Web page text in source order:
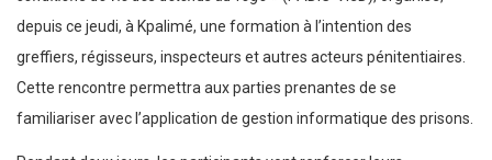
depuis ce jeudi, à Kpalimé, une formation à l’intention des
greffiers, régisseurs, inspecteurs et autres acteurs pénitentiaires.
Cette rencontre permettra aux parties prenantes de se
familiariser avec l’application de gestion informatique des prisons.